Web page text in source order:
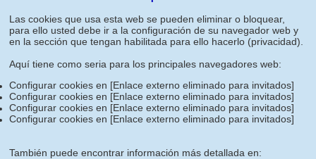
Las cookies que usa esta web se pueden eliminar o bloquear,
para ello usted debe ir a la configuración de su navegador web y
en la sección que tengan habilitada para ello hacerlo (privacidad).
Aquí tiene como seria para los principales navegadores web:
Configurar cookies en [Enlace externo eliminado para invitados]
Configurar cookies en [Enlace externo eliminado para invitados]
Configurar cookies en [Enlace externo eliminado para invitados]
Configurar cookies en [Enlace externo eliminado para invitados]
También puede encontrar información más detallada en: